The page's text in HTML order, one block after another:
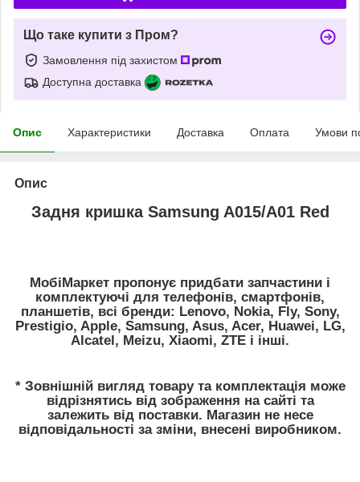
Що таке купити з Пром?
Замовлення під захистом
Доступна доставка
Опис Характеристики Доставка Оплата Умови
Опис
Задня кришка Samsung A015/A01 Red
МобіМаркет пропонує придбати запчастини і
комплектуючі для телефонів, смартфонів,
планшетів, всі бренди: Lenovo, Nokia, Fly, Sony,
Prestigio, Apple, Samsung, Asus, Acer, Huawei, LG,
Alcatel, Meizu, Xiaomi, ZTE і інші.
* Зовнішній вигляд товару та комплектація може
відрізнятись від зображення на сайті та
залежить від поставки. Магазин не несе
відповідальності за зміни, внесені виробником.